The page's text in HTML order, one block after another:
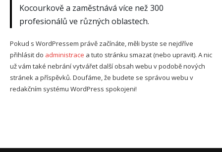
Kocourkově a zaměstnává více než 300
profesionálů ve různých oblastech.
Pokud s WordPressem právě začínáte, měli byste se nejdříve
přihlásit do administrace a tuto stránku smazat (nebo upravit). A nic
už vám také nebrání vytvářet další obsah webu v podobě nových
stránek a příspěvků. Doufáme, že budete se správou webu v
redakčním systému WordPress spokojeni!